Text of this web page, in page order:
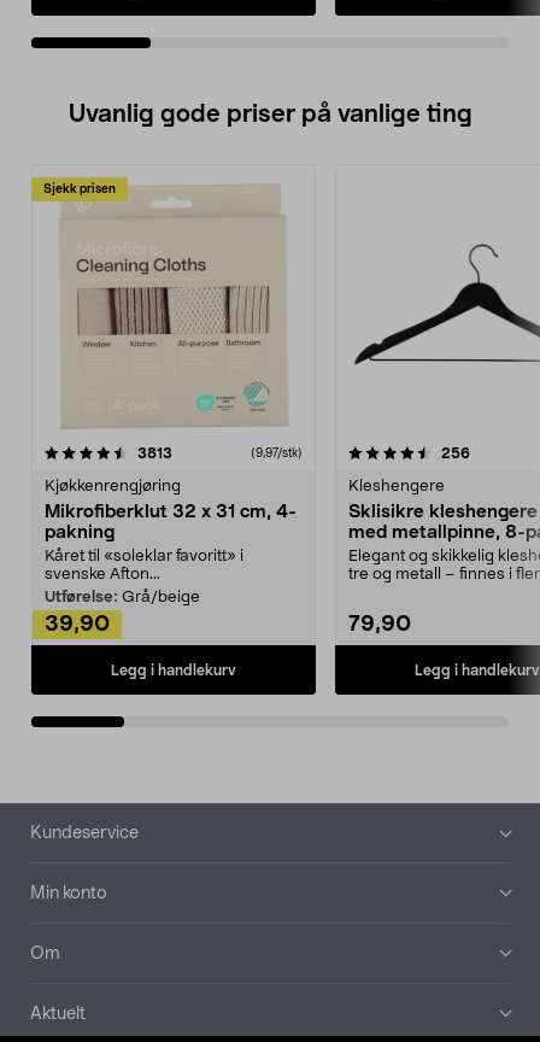
Uvanlig gode priser på vanlige ting
Sjekk prisen
3813 anmeldelser(9,97/stk)
Kjøkkenrengjøring
Mikrofiberklut 32 x 31 cm, 4-
pakning
Kåret til «soleklar favoritt» i
svenske Afton...
Utførelse: Grå/beige
39,90
Legg i handlekurv
4.5av 5 stjerner 256
Kleshengere
Sklisikre
med metallpinne, 8-
Elegant og skikkelig
tre og metall – finnes i
79,90
Legg i handlekurv
4.5av 5 stjerner
Bunntekst
Kundeservice
Min konto
Om
Aktuelt